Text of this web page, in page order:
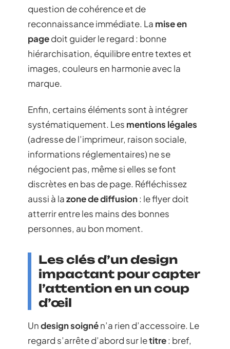
question de cohérence et de
reconnaissance immédiate. La mise en
pagedoit guider le regard : bonne
hiérarchisation, équilibre entre textes et
images, couleurs en harmonie avec la
marque.
Enfin, certains éléments sont à intégrer
systématiquement. Les mentions légales
(adresse de l’imprimeur, raison sociale,
informations réglementaires) ne se
négocient pas, même si elles se font
discrètes en bas de page. Réfléchissez
aussi à lazone de diffusion: le flyer doit
atterrir entre les mains des bonnes
personnes, au bon moment.
Les clés d’un design
impactant pour capter
l’attention en un coup
d’œil
Undesign soignén’a rien d’accessoire. Le
regard s’arrête d’abord sur letitre: bref,